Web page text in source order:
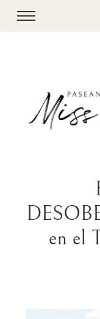
en el